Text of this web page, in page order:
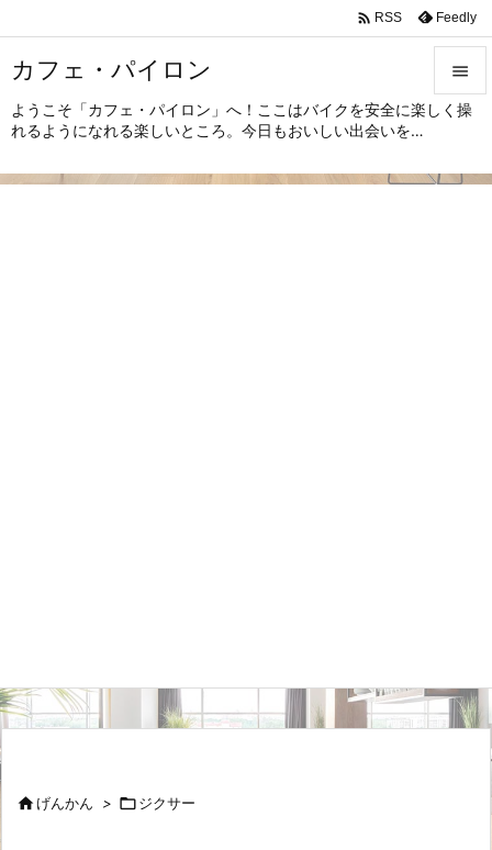
カフェ・パイロン
ようこそ「カフェ・パイロン」へ！ここはバイクを安全に楽しく操
れるようになれる楽しいところ。今日もおいしい出会いを…



 RSS Feedly
げんかん > ジクサー